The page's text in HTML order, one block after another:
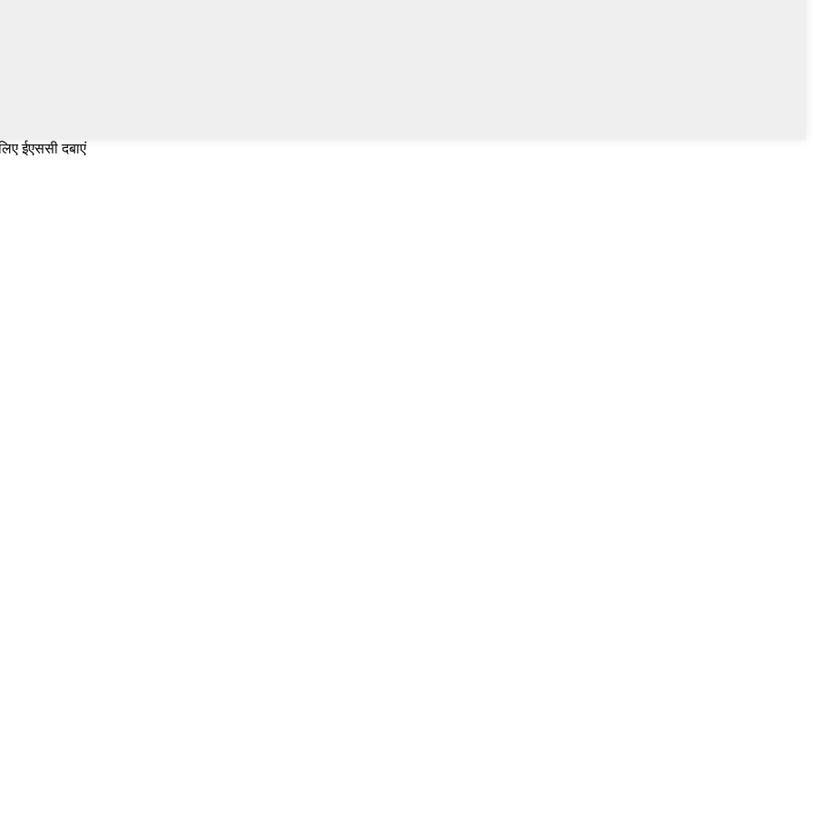
ईएससी दबाएं